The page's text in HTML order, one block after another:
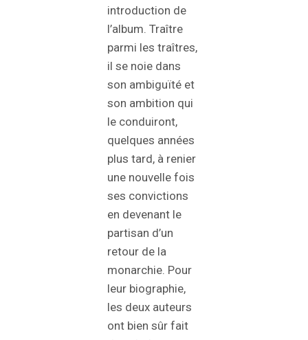
introduction de
l’album. Traître
parmi les traîtres,
il se noie dans
son ambiguïté et
son ambition qui
le conduiront,
quelques années
plus tard, à renier
une nouvelle fois
ses convictions
en devenant le
partisan d’un
retour de la
monarchie. Pour
leur biographie,
les deux auteurs
ont bien sûr fait